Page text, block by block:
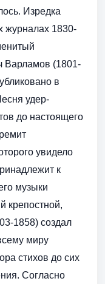
Изредка
журналах 1830-
Варламов (1801-
в
удер­
до настоящего
увидело
к
музыки
крепостной,
1858) создал
миру
стихов до сих
Согласно